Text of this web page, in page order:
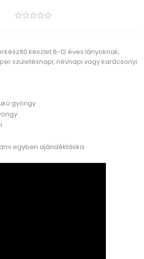
készlet 6-12 éves lányoknak,
születésnapi, névnapi vagy karácsonyi
gyöngy
egyben ajándéktáska